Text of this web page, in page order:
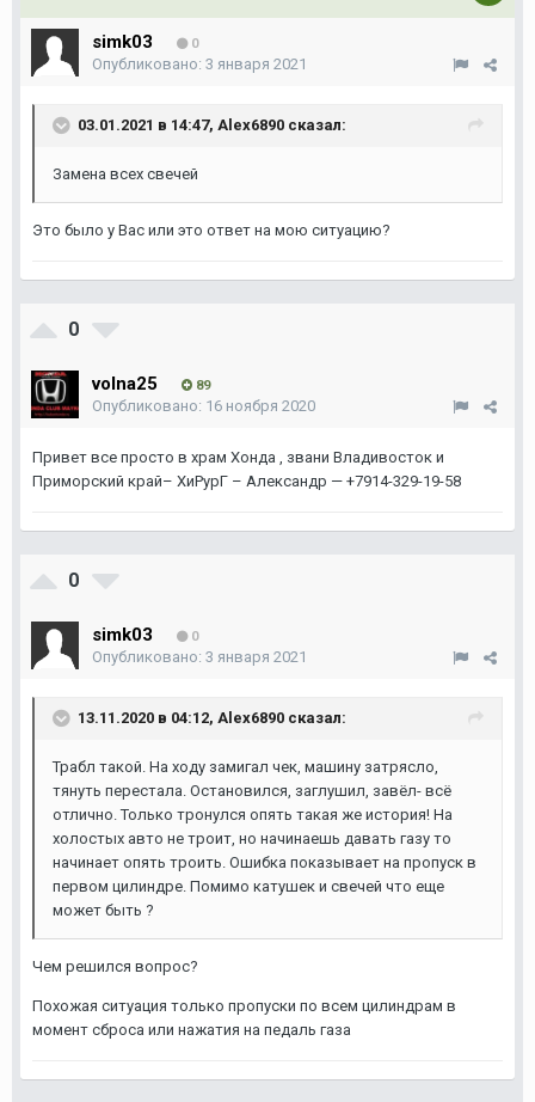
simk03 0
Опубликовано: 3 января 2021
03.01.2021 в 14:47, Аlex6890 сказал:
Замена всех свечей
Это было у Вас или это ответ на мою ситуацию?
0
volna25 89
Опубликовано: 16 ноября 2020
Привет все просто в храм Хонда , звани Владивосток и
Приморский край– ХиРурГ – Александр — +7914-329-19-58
0
simk03 0
Опубликовано: 3 января 2021
13.11.2020 в 04:12, Аlex6890 сказал:
Трабл такой. На ходу замигал чек, машину затрясло,
тянуть перестала. Остановился, заглушил, завёл- всё
отлично. Только тронулся опять такая же история! На
холостых авто не троит, но начинаешь давать газу то
начинает опять троить. Ошибка показывает на пропуск в
первом цилиндре. Помимо катушек и свечей что еще
может быть ?
Чем решился вопрос?
Похожая ситуация только пропуски по всем цилиндрам в
момент сброса или нажатия на педаль газа